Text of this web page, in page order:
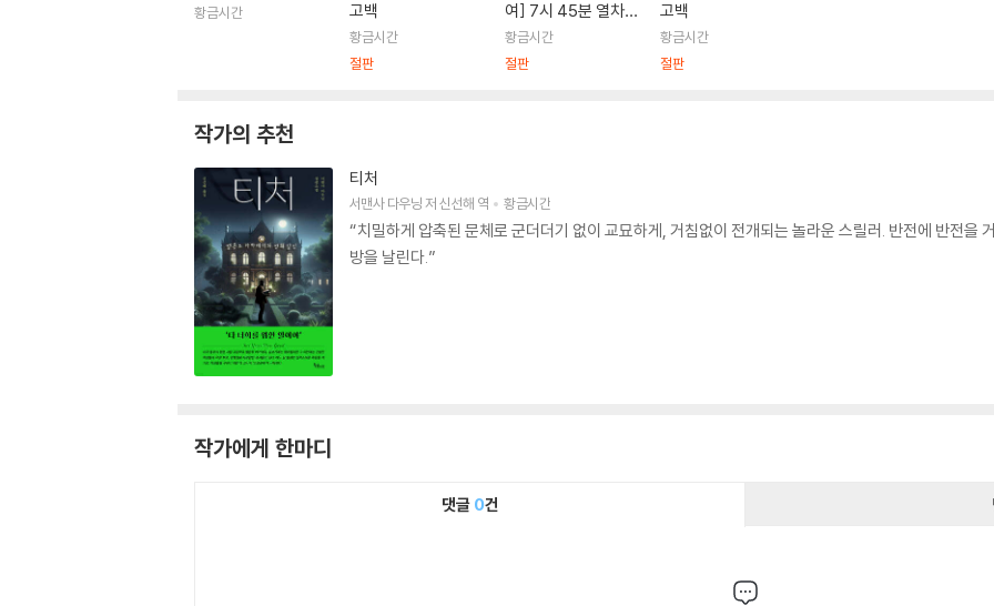
황금시간
고백
황금시간
절판
여] 7시 45분 열차에
서의 고백
황금시간
절판
고백
황금시간
절판
작가의 추천
티처
서맨사 다우닝저신선해 역 황금시간
“치밀하게 압축된 문체로 군더더기 없이 교묘하게, 거침없이 전개되는 놀라운 스릴러. 반전에 반전을
방을 날린다.”
작가에게 한마디
댓글 0건